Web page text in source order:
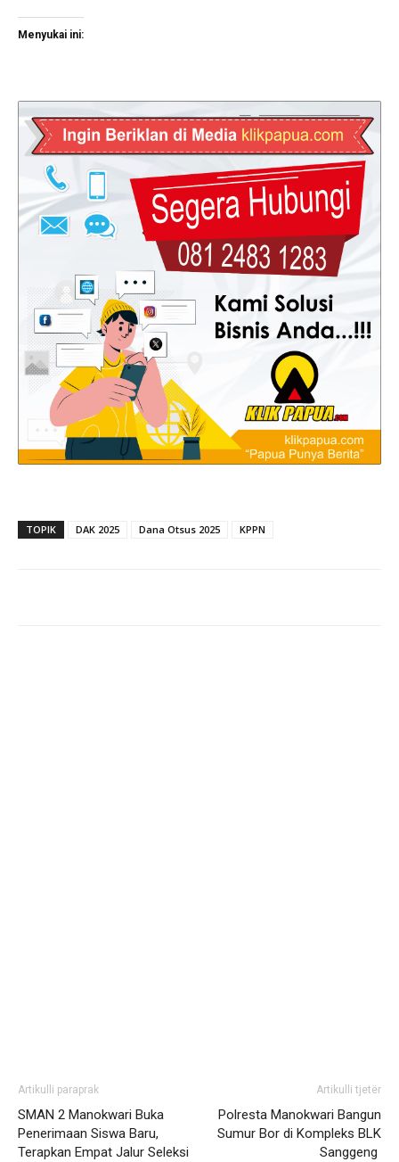
Menyukai ini:
TOPIK DAK 2025 Dana Otsus 2025 KPPN
Artikulli paraprak
SMAN 2 Manokwari Buka
Penerimaan Siswa Baru,
Terapkan Empat Jalur Seleksi
Artikulli tjetër
Polresta Manokwari Bangun
Sumur Bor di Kompleks BLK
Sanggeng